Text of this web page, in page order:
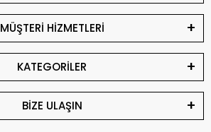
MÜŞTERİ HİZMETLERİ
KATEGORİLER
BİZE ULAŞIN